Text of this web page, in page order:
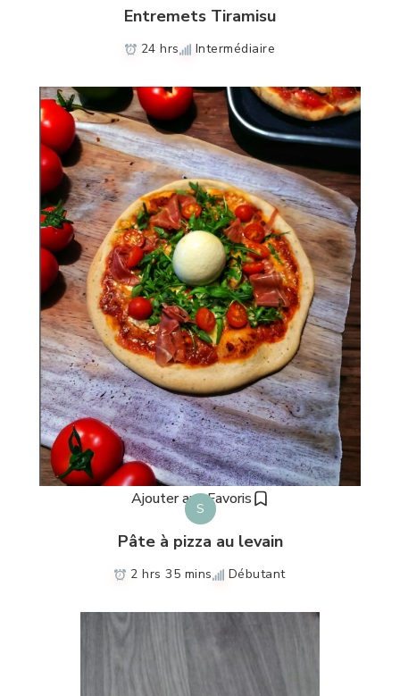
Entremets Tiramisu
24 hrs Intermédiaire
Ajouter aux Favoris
S
Pâte à pizza au levain
2 hrs 35 mins Débutant